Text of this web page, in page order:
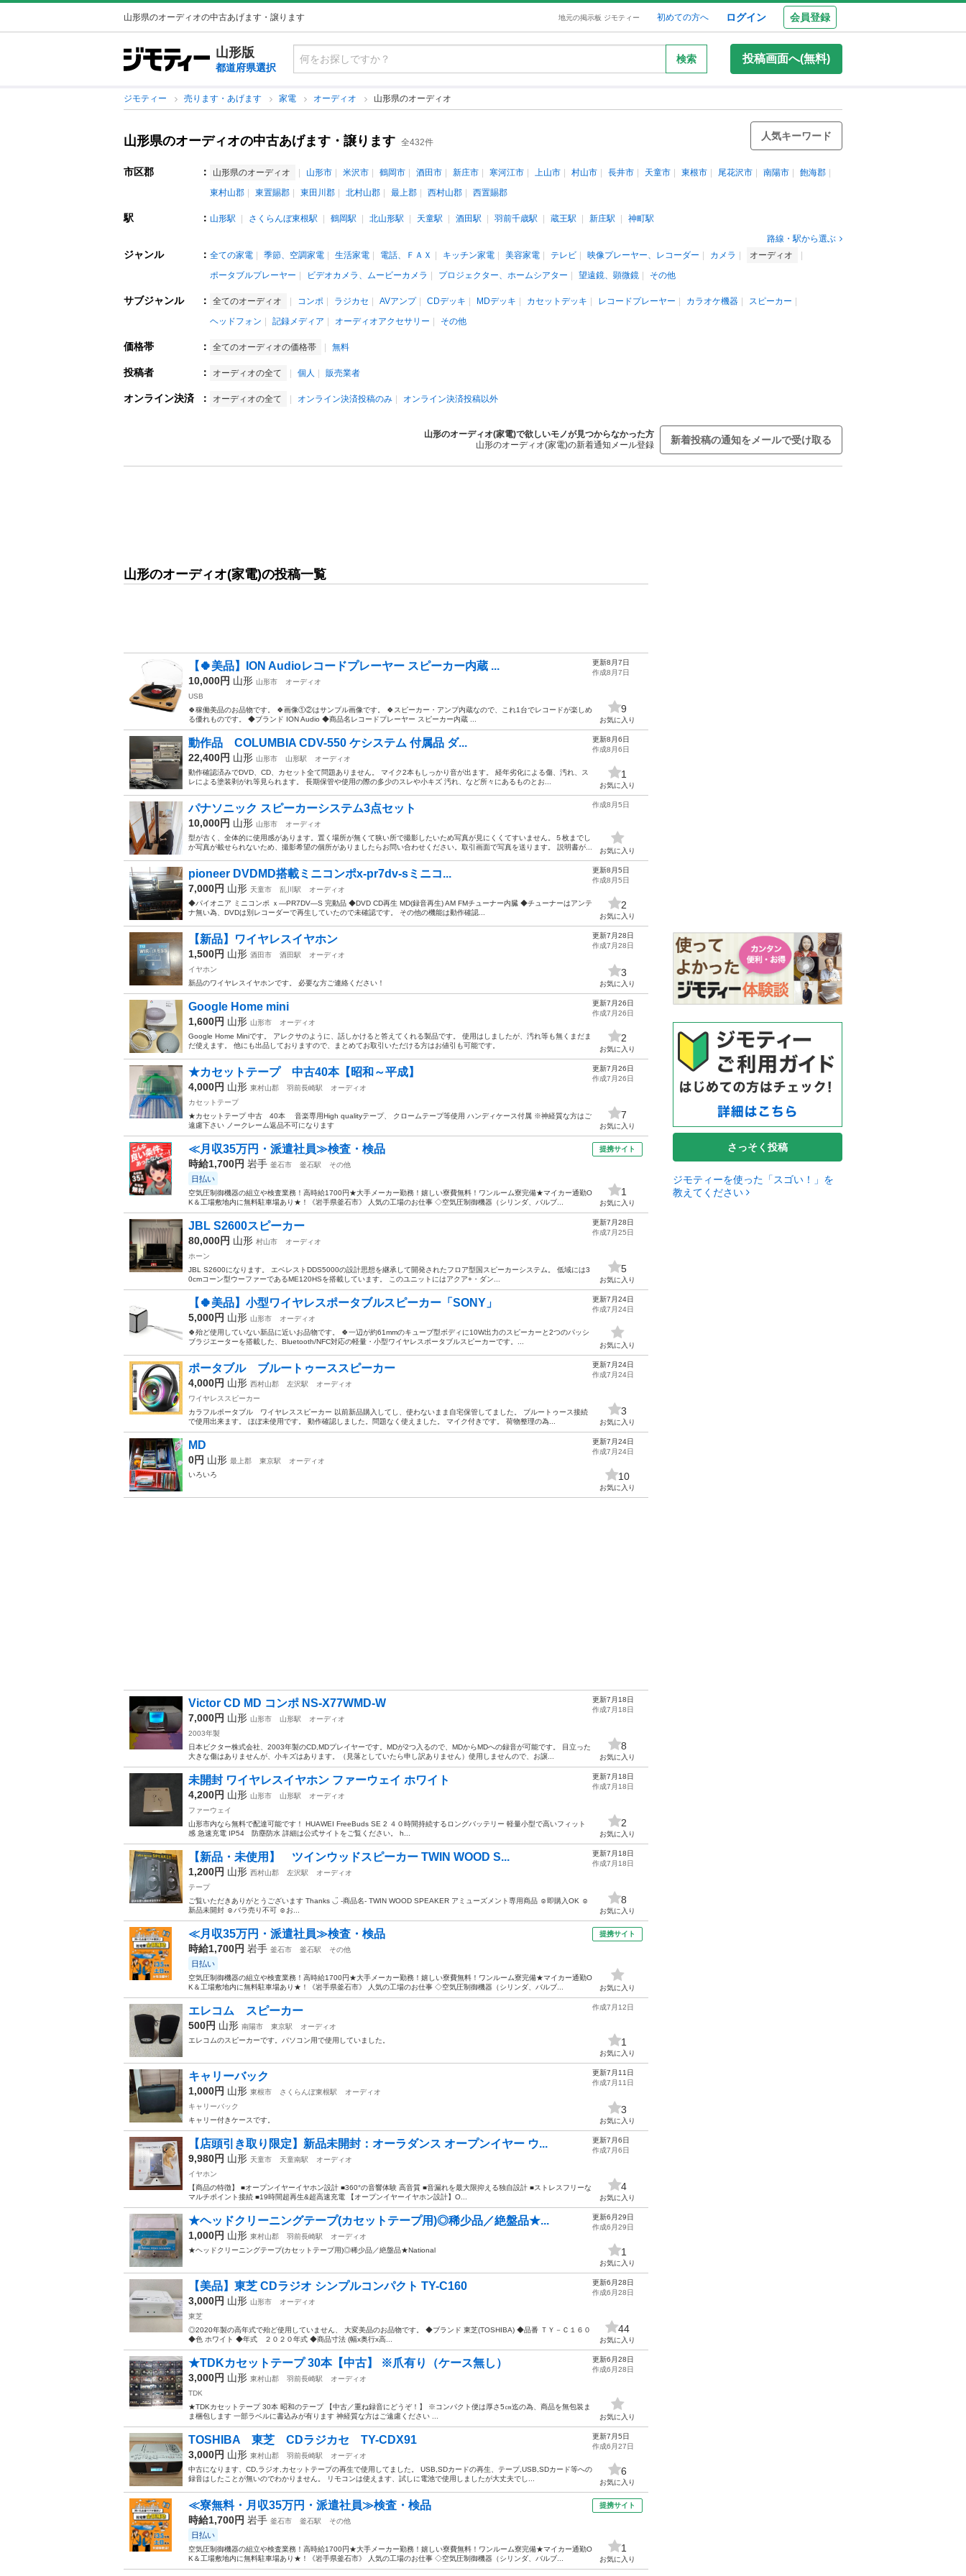
山形県のオーディオの中古あげます・譲ります 地元の掲示板 ジモティー 初めての方へ ログイン 会員登録
山形版
都道府県選択
検索 投稿画面へ(無料)
ジモティー 売ります・あげます 家電 オーディオ 山形県のオーディオ
山形県のオーディオの中古あげます・譲ります 全432件
人気キーワード
市区郡 ： 山形県のオーディオ 山形市 米沢市 鶴岡市 酒田市 新庄市 寒河江市 上山市 村山市 長井市 天童市 東根市 尾花沢市 南陽市
飽海郡
東村山郡
東置賜郡 東田川郡 北村山郡 最上郡 西村山郡 西置賜郡
駅 ： 山形駅 さくらんぼ東根駅 鶴岡駅 北山形駅 天童駅 酒田駅 羽前千歳駅 蔵王駅 新庄駅
神町駅
路線・駅から選ぶ
ジャンル ： 全ての家電 季節、空調家電 生活家電 電話、ＦＡＸ キッチン家電 美容家電 テレビ 映像プレーヤー、レコーダー カメラ
オーディオ
ポータブルプレーヤー
ビデオカメラ、ムービーカメラ プロジェクター、ホームシアター 望遠鏡、顕微鏡 その他
サブジャンル ： 全てのオーディオ コンポ ラジカセ AVアンプ CDデッキ MDデッキ カセットデッキ レコードプレーヤー カラオケ機器
スピーカー
ヘッドフォン
記録メディア オーディオアクセサリー その他
価格帯 ： 全てのオーディオの価格帯 無料
投稿者 ： オーディオの全て 個人 販売業者
オンライン決済 ： オーディオの全て オンライン決済投稿のみ オンライン決済投稿以外
山形のオーディオ(家電)で欲しいモノが見つからなかった方
山形のオーディオ(家電)の新着通知メール登録
新着投稿の通知をメールで受け取る
山形のオーディオ(家電)の投稿一覧
【🍀美品】ION Audioレコードプレーヤー スピーカー内蔵 ...
10,000円 山形 山形市
オーディオ
USB
🍀稼働美品のお品物です。 🍀画像①②はサンプル画像です。 🍀スピーカー・アンプ内蔵なので、これ1台でレコードが楽しめ
る優れものです。 ◆ブランド ION Audio ◆商品名レコードプレーヤー スピーカー内蔵 ...
更新8月7日
作成8月7日
9
お気に入り
動作品 COLUMBIA CDV-550 ケシステム 付属品 ダ...
22,400円 山形 山形市 山形駅
オーディオ
動作確認済みでDVD、CD、カセット全て問題ありません。 マイク2本もしっかり音が出ます。 経年劣化による傷、汚れ、ス
レによる塗装剥がれ等見られます。 長期保管や使用の際の多少のスレや小キズ 汚れ、など所々にあるものとお...
更新8月6日
作成8月6日
1
お気に入り
パナソニック スピーカーシステム3点セット
10,000円 山形 山形市
オーディオ
型が古く、全体的に使用感があります。置く場所が無くて狭い所で撮影したいため写真が見にくくてすいません。５枚までし
か写真が載せられないため、撮影希望の個所がありましたらお問い合わせください。取引画面で写真を送ります。 説明書が...
作成8月5日
お気に入り
pioneer DVDMD搭載ミニコンポx-pr7dv‐sミニコ...
7,000円 山形 天童市 乱川駅
オーディオ
◆パイオニア ミニコンポ ｘ―PR7DV―S 完動品 ◆DVD CD再生 MD(録音再生) AM FMチューナー内臓 ◆チューナーはアンテ
ナ無い為、DVDは別レコーダーで再生していたので未確認です。 その他の機能は動作確認...
更新8月5日
作成8月5日
2
お気に入り
【新品】ワイヤレスイヤホン
1,500円 山形 酒田市 酒田駅
オーディオ
イヤホン
新品のワイヤレスイヤホンです。 必要な方ご連絡ください！
更新7月28日
作成7月28日
3
お気に入り
Google Home mini
1,600円 山形 山形市
オーディオ
Google Home Miniです。 アレクサのように、話しかけると答えてくれる製品です。 使用はしましたが、汚れ等も無くまだま
だ使えます。 他にも出品しておりますので、まとめてお取引いただける方はお値引も可能です。
更新7月26日
作成7月26日
2
お気に入り
★カセットテープ 中古40本【昭和～平成】
4,000円 山形 東村山郡 羽前長崎駅
オーディオ
カセットテープ
★カセットテープ 中古 40本 音楽専用High qualityテープ、 クロームテープ等使用 ハンディケース付属 ※神経質な方はご
遠慮下さい ノークレーム返品不可になります
更新7月26日
作成7月26日
7
お気に入り
≪月収35万円・派遣社員≫検査・検品
時給1,700円 岩手 釜石市 釜石駅 その他
日払い
空気圧制御機器の組立や検査業務！高時給1700円★大手メーカー勤務！嬉しい寮費無料！ワンルーム寮完備★マイカー通勤O
K＆工場敷地内に無料駐車場あり★！《岩手県釜石市》 人気の工場のお仕事 ◇空気圧制御機器（シリンダ、バルブ...
提携サイト
1
お気に入り
JBL S2600スピーカー
80,000円 山形 村山市
オーディオ
ホーン
JBL S2600になります。 エベレストDDS5000の設計思想を継承して開発されたフロア型国スピーカーシステム。 低域には3
0cmコーン型ウーファーであるME120HSを搭載しています。 このユニットにはアクア+・ダン...
更新7月28日
作成7月25日
5
お気に入り
【🍀美品】小型ワイヤレスポータブルスピーカー「SONY」
5,000円 山形 山形市
オーディオ
🍀殆ど使用していない新品に近いお品物です。 🍀一辺が約61mmのキューブ型ボディに10W出力のスピーカーと2つのパッシ
ブラジエーターを搭載した、Bluetooth/NFC対応の軽量・小型ワイヤレスポータブルスピーカーです。...
更新7月24日
作成7月24日
お気に入り
ポータブル ブルートゥーススピーカー
4,000円 山形 西村山郡 左沢駅
オーディオ
ワイヤレススピーカー
カラフルポータブル ワイヤレススピーカー 以前新品購入してし、使わないまま自宅保管してました。 ブルートゥース接続
で使用出来ます。 ほぼ未使用です。 動作確認しました。問題なく使えました。 マイク付きです。 荷物整理の為...
更新7月24日
作成7月24日
3
お気に入り
MD
0円 山形 最上郡 東京駅
オーディオ
いろいろ
更新7月24日
作成7月24日
10
お気に入り
Victor CD MD コンポ NS-X77WMD-W
7,000円 山形 山形市 山形駅
オーディオ
2003年製
日本ビクター株式会社、2003年製のCD,MDプレイヤーです。MDが2つ入るので、MDからMDへの録音が可能です。 目立った
大きな傷はありませんが、小キズはあります。（見落としていたら申し訳ありません）使用しませんので、お譲...
更新7月18日
作成7月18日
8
お気に入り
未開封 ワイヤレスイヤホン ファーウェイ ホワイト
4,200円 山形 山形市 山形駅
オーディオ
ファーウェイ
山形市内なら無料で配達可能です！ HUAWEI FreeBuds SE 2 ４０時間持続するロングバッテリー 軽量小型で高いフィット
感 急速充電 IP54 防塵防水 詳細は公式サイトをご覧ください。 h...
更新7月18日
作成7月18日
2
お気に入り
【新品・未使用】 ツインウッドスピーカー TWIN WOOD S...
1,200円 山形 西村山郡 左沢駅
オーディオ
テープ
ご覧いただきありがとうございます Thanks ◡̈ -商品名- TWIN WOOD SPEAKER アミューズメント専用商品 ☺︎︎︎︎即購入‪OK ☺︎︎︎︎
新品未開封 ☺︎︎︎︎バラ売り不可‪‬ ☺︎︎︎︎お...
更新7月18日
作成7月18日
8
お気に入り
≪月収35万円・派遣社員≫検査・検品
時給1,700円 岩手 釜石市 釜石駅 その他
日払い
空気圧制御機器の組立や検査業務！高時給1700円★大手メーカー勤務！嬉しい寮費無料！ワンルーム寮完備★マイカー通勤O
K＆工場敷地内に無料駐車場あり★！《岩手県釜石市》 人気の工場のお仕事 ◇空気圧制御機器（シリンダ、バルブ...
提携サイト
お気に入り
エレコム スピーカー
500円 山形 南陽市 東京駅
オーディオ
エレコムのスピーカーです。パソコン用で使用していました。
作成7月12日
1
お気に入り
キャリーバック
1,000円 山形 東根市 さくらんぼ東根駅
オーディオ
キャリーバック
キャリー付きケースです。
更新7月11日
作成7月11日
3
お気に入り
【店頭引き取り限定】新品未開封：オーラダンス オープンイヤー ウ...
9,980円 山形 天童市 天童南駅
オーディオ
イヤホン
【商品の特徴】 ■オープンイヤーイヤホン設計 ■360°の音響体験 高音質 ■音漏れを最大限抑える独自設計 ■ストレスフリーな
マルチポイント接続 ■19時間超再生&超高速充電 【オープンイヤーイヤホン設計】O...
更新7月6日
作成7月6日
4
お気に入り
★ヘッドクリーニングテープ(カセットテープ用)◎稀少品／絶盤品★...
1,000円 山形 東村山郡 羽前長崎駅
オーディオ
★ヘッドクリーニングテープ(カセットテープ用)◎稀少品／絶盤品★National
更新6月29日
作成6月29日
1
お気に入り
【美品】東芝 CDラジオ シンプルコンパクト TY-C160
3,000円 山形 山形市
オーディオ
東芝
◎2020年製の高年式で殆ど使用していません、 大変美品のお品物です。 ◆ブランド 東芝(TOSHIBA) ◆品番 ＴＹ－Ｃ１６０
◆色 ホワイト ◆年式 ２０２０年式 ◆商品寸法 (幅x奥行x高...
更新6月28日
作成6月28日
44
お気に入り
★TDKカセットテープ 30本【中古】 ※爪有り（ケース無し）
3,000円 山形 東村山郡 羽前長崎駅
オーディオ
TDK
★TDKカセットテープ 30本 昭和のテープ 【中古／重ね録音にどうぞ！】 ※コンパクト便は厚さ5㎝迄の為、商品を無包装ま
ま梱包します 一部ラベルに書込みが有ります 神経質な方はご遠慮ください ...
更新6月28日
作成6月28日
お気に入り
TOSHIBA 東芝 CDラジカセ TY-CDX91
3,000円 山形 東村山郡 羽前長崎駅
オーディオ
中古になります、CD,ラジオ,カセットテープの再生で使用してました。 USB,SDカードの再生、テープ,USB,SDカード等への
録音はしたことが無いのでわかりません。 リモコンは使えます、試しに電池で使用しましたが大丈夫でし...
更新7月5日
作成6月27日
6
お気に入り
≪寮無料・月収35万円・派遣社員≫検査・検品
時給1,700円 岩手 釜石市 釜石駅 その他
日払い
空気圧制御機器の組立や検査業務！高時給1700円★大手メーカー勤務！嬉しい寮費無料！ワンルーム寮完備★マイカー通勤O
K＆工場敷地内に無料駐車場あり★！《岩手県釜石市》 人気の工場のお仕事 ◇空気圧制御機器（シリンダ、バルブ...
提携サイト
1
お気に入り
さっそく投稿
ジモティーを使った「スゴい！」を
教えてください